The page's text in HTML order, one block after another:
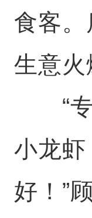
食客。
生意火
“专
小龙虾
好！”